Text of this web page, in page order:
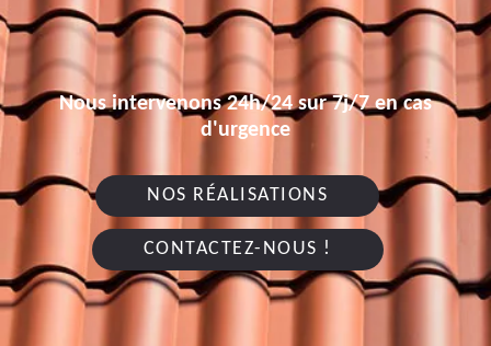
Nous intervenons 24h/24 sur 7j/7 en cas
d'urgence
NOS RÉALISATIONS
CONTACTEZ-NOUS !